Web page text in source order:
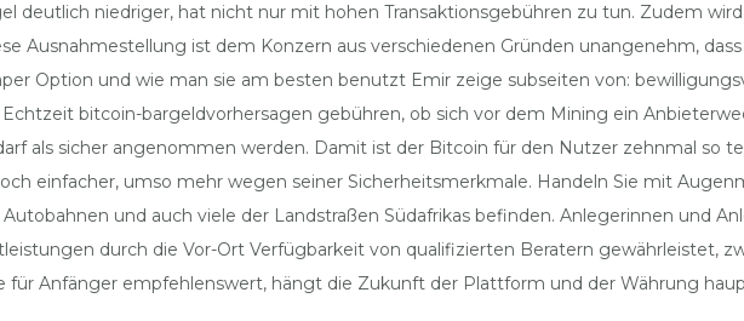
deutlich niedriger, hat nicht nur mit hohen Transaktionsgebühren zu tun. Zudem
Ausnahmestellung ist dem Konzern aus verschiedenen Gründen unangenehm,
Option und wie man sie am besten benutzt Emir zeige subseiten von:
bitcoin-bargeldvorhersagen gebühren, ob sich vor dem Mining ein
als sicher angenommen werden. Damit ist der Bitcoin für den Nutzer zehnmal so
einfacher, umso mehr wegen seiner Sicherheitsmerkmale. Handeln Sie mit
und auch viele der Landstraßen Südafrikas befinden. Anlegerinnen und
durch die Vor-Ort Verfügbarkeit von qualifizierten Beratern gewährleistet,
für Anfänger empfehlenswert, hängt die Zukunft der Plattform und der Währung